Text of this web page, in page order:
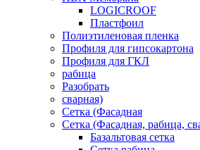
LOGICROOF
Плaстфoил
Полиэтиленовая пленка
Профиля для гипсокартона
Профиля для ГКЛ
рабица
Разобрать
сварная)
Сетка (Фасадная
Сетка (Фасадная, рабица,
Базальтовая сетка